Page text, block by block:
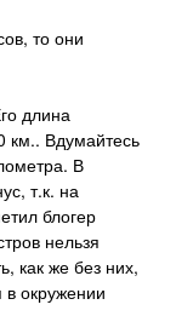
то они
длина
км.. Вдумайтесь
В
т.к. на
блогер
нельзя
как же без них,
в окружении